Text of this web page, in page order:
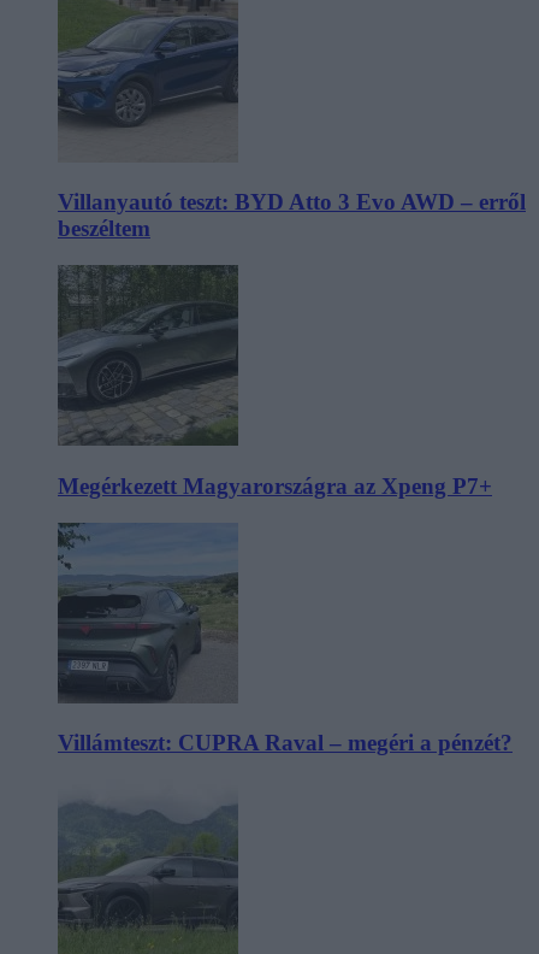
Villanyautó teszt: BYD Atto 3 Evo AWD – erről
beszéltem
Megérkezett Magyarországra az Xpeng P7+
Villámteszt: CUPRA Raval – megéri a pénzét?